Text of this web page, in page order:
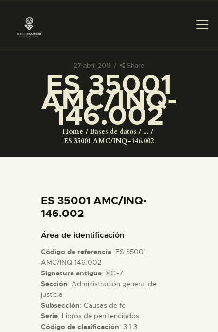
27 abril 2011 Share
ES 35001
AMC/INQ-
146.002
Home Bases de datos
...
ES 35001 AMC/INQ-146.002
PREPARAR LA VISITA
ACTIVIDADES
COLECCIONES
ESPAÑOL
PREPARAR LA VISITA
ACTIVIDADES
ES 35001 AMC/INQ-
146.002
Área de identificación
Código de referencia: ES 35001
AMC/INQ-146.002
Signatura antigua: XCI-7
Sección: Administración general de
justicia
Subsección: Causas de fe
Serie: Libros de penitenciados
Código de clasificación: 3.1.3